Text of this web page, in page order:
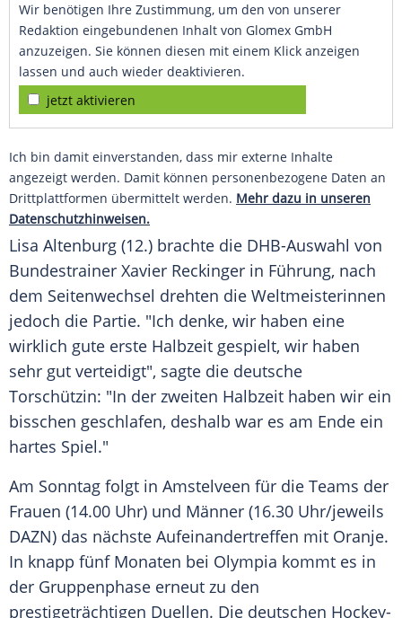
Wir benötigen Ihre Zustimmung, um den von unserer
Redaktion eingebundenen Inhalt von Glomex GmbH
anzuzeigen. Sie können diesen mit einem Klick anzeigen
lassen und auch wieder deaktivieren.
jetzt aktivieren
Ich bin damit einverstanden, dass mir externe Inhalte
angezeigt werden. Damit können personenbezogene Daten an
Drittplattformen übermittelt werden. Mehr dazu in unseren
Datenschutzhinweisen.
Lisa Altenburg (12.) brachte die DHB-Auswahl von
Bundestrainer Xavier Reckinger in Führung, nach
dem Seitenwechsel drehten die Weltmeisterinnen
jedoch die Partie. "Ich denke, wir haben eine
wirklich gute erste Halbzeit gespielt, wir haben
sehr gut verteidigt", sagte die deutsche
Torschützin: "In der zweiten Halbzeit haben wir ein
bisschen geschlafen, deshalb war es am Ende ein
hartes Spiel."
Am Sonntag folgt in Amstelveen für die Teams der
Frauen (14.00 Uhr) und Männer (16.30 Uhr/jeweils
DAZN) das nächste Aufeinandertreffen mit Oranje.
In knapp fünf Monaten bei Olympia kommt es in
der Gruppenphase erneut zu den
prestigeträchtigen Duellen. Die deutschen Hockey-